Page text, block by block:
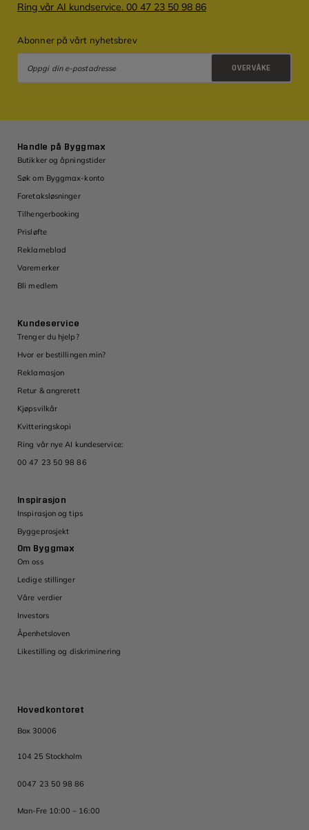
Ring vår AI kundservice. 00 47 23 50 98 86
Abonner på vårt nyhetsbrev
OVERVÅKE
Hovedkontoret
Box 30006
104 25 Stockholm
0047 23 50 98 86
Man-Fre 10:00 – 16:00
Handle på Byggmax
Butikker og åpningstider
Søk om Byggmax-konto
Foretaksløsninger
Tilhengerbooking
Prisløfte
Reklameblad
Varemerker
Bli medlem
Kundeservice
Trenger du hjelp?
Hvor er bestillingen min?
Reklamasjon
Retur & angrerett
Kjøpsvilkår
Kvitteringskopi
Ring vår nye AI kundeservice:
00 47 23 50 98 86
Inspirasjon
Inspirasjon og tips
Byggeprosjekt
Om Byggmax
Om oss
Ledige stillinger
Våre verdier
Investors
Åpenhetsloven
Likestilling og diskriminering